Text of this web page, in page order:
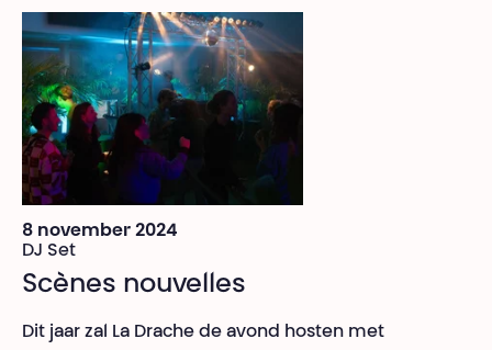
8 november 2024
DJ Set
Scènes nouvelles
Dit jaar zal La Drache de avond hosten met